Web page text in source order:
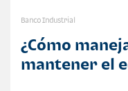
Banco Industrial
¿Cómo
mantener el